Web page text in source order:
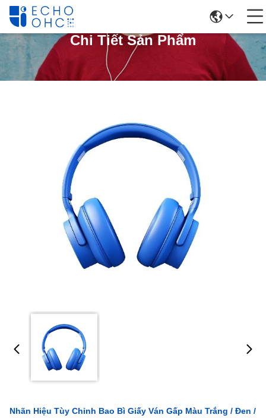
Chi Tiết Sản Phẩm
Nhãn Hiệu Tùy Chỉnh Bao Bì Giấy Ván Gấp Màu Trắng / Đen /